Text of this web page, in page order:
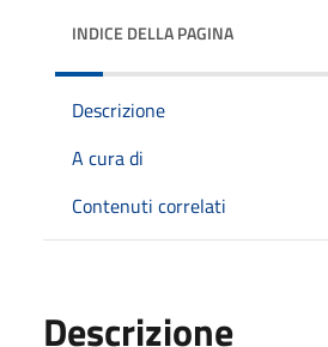
INDICE DELLA PAGINA
Descrizione
A cura di
Contenuti correlati
Descrizione